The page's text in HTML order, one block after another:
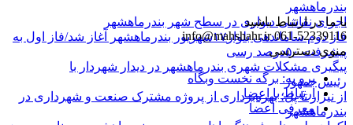
بندرماهشهر
اجرای نقاشی دیواری در سطح شهر بندرماهشهر
فاز دوم ساماندهی بلوار۱۷شهریور بندرماهشهر آغاز شد/فاز اول به
پیشرفت ۵۰درصد رسی
پیگیری مشکلات شهری بندرماهشهر در دیدار شهردار با
رئیس‌جمهور
از نیزار تا پل؛ بهره‌برداری از پروژه مشترک صنعت و شهرداری در
بندرماهشهر
با ما در ارتباط باشید
061-52339116
info@mahshahr.ir
منوی دسترسی
برو به: برگه نخست وبگاه
ارتباط با اعضا
معرفی اعضا